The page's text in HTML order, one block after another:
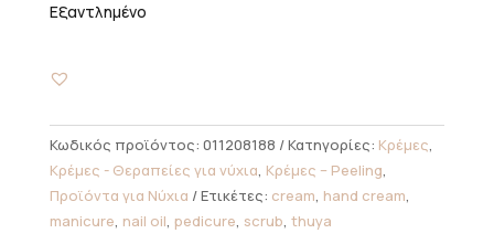
Εξαντλημένο
Κωδικός προϊόντος: 011208188 Κατηγορίες: Κρέμες
Κρέμες - Θεραπείες για νύχια Κρέμες – Peeling
Προϊόντα για Νύχια
Ετικέτες: cream hand cream
manicure nail oil pedicure scrub thuya